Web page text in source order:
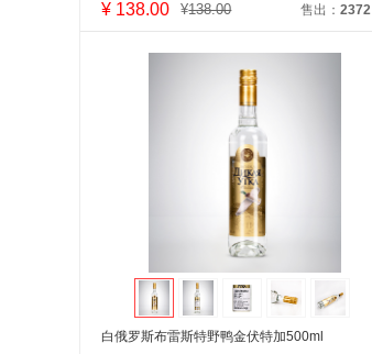
¥ 138.00 ¥138.00 售出：2372
白俄罗斯布雷斯特野鸭金伏特加500ml